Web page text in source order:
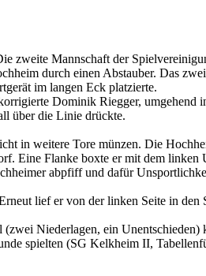
zweite Mannschaft der
durch einen Abstauber. Das
im langen Eck platzierte.
Dominik Riegger,
über die Linie drückte.
in weitere Tore münzen. Die
Eine Flanke boxte er mit dem linken
abpfiff und dafür
lief er von der linken Seite in
Niederlagen, ein
spielten (SG Kelkheim II,